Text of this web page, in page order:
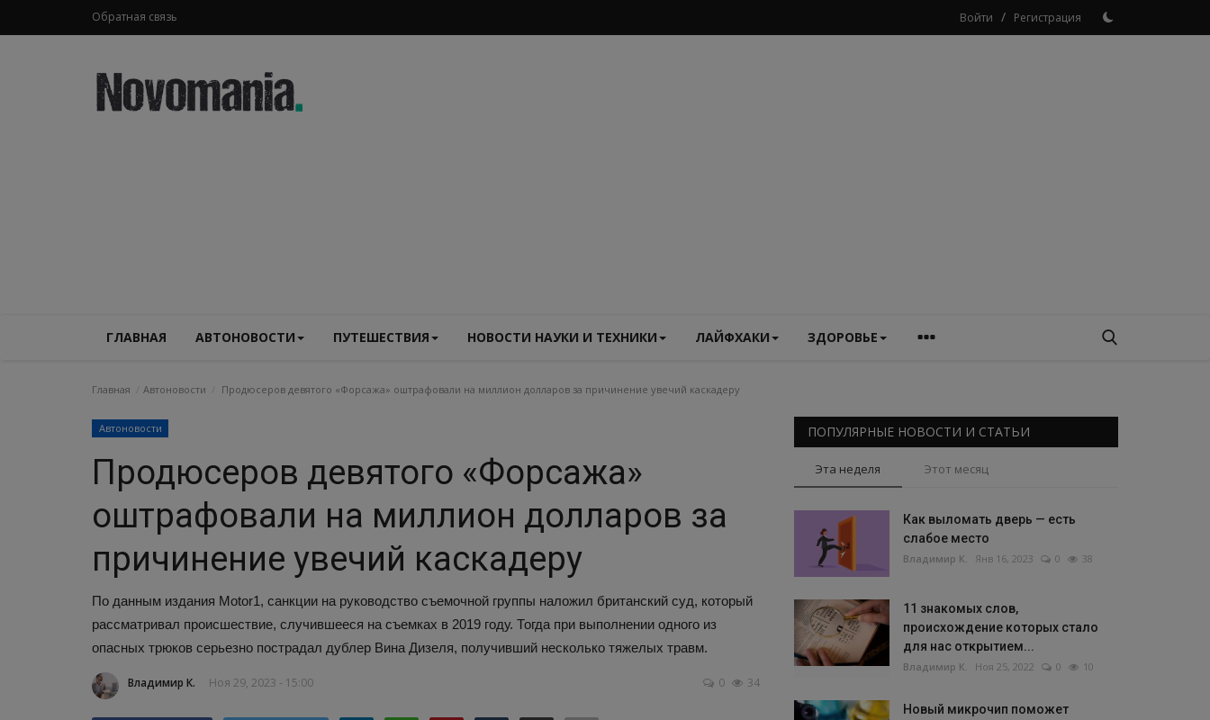
Обратная связь Войти / Регистрация
ГЛАВНАЯ АВТОНОВОСТИ ПУТЕШЕСТВИЯ НОВОСТИ НАУКИ И ТЕХНИКИ ЛАЙФХАКИ ЗДОРОВЬЕ
Главная Автоновости Продюсеров девятого «Форсажа» оштрафовали на миллион долларов за причинение увечий каскадеру
Автоновости
Продюсеров девятого «Форсажа»
оштрафовали на миллион долларов за
причинение увечий каскадеру
По данным издания Motor1, санкции на руководство съемочной группы наложил британский суд, который
рассматривал происшествие, случившееся на съемках в 2019 году. Тогда при выполнении одного из
опасных трюков серьезно пострадал дублер Вина Дизеля, получивший несколько тяжелых травм.
Владимир К. Ноя 29, 2023 - 15:00 0 34
ПОПУЛЯРНЫЕ НОВОСТИ И СТАТЬИ
Эта неделя Этот месяц
Как выломать дверь — есть
слабое место
Владимир К. Янв 16, 2023 0 38
11 знакомых слов,
происхождение которых стало
для нас открытием...
Владимир К. Ноя 25, 2022 0 10
Новый микрочип поможет